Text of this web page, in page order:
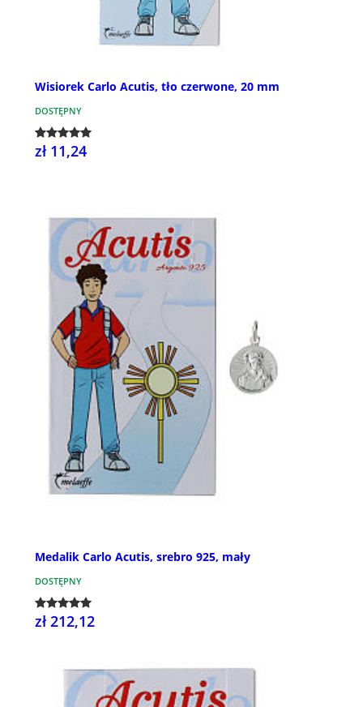
Wisiorek Carlo Acutis, tło czerwone, 20 mm
DOSTĘPNY
zł 11,24
Medalik Carlo Acutis, srebro 925, mały
DOSTĘPNY
zł 212,12